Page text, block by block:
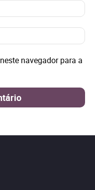
E-
navegador para a